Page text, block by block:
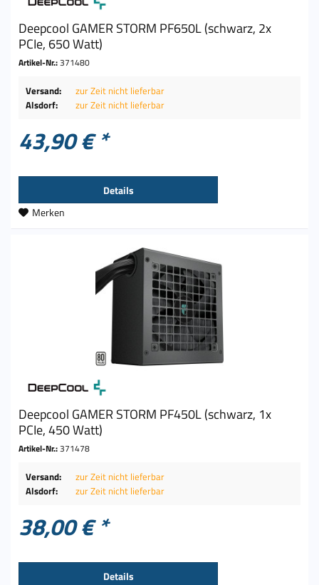
Deepcool GAMER STORM PF650L (schwarz, 2x
PCIe, 650 Watt)
Artikel-Nr.:371480
Versand:
zur Zeit nicht lieferbar
Alsdorf:
zur Zeit nicht lieferbar
43,90 € *
Details
Merken
Deepcool GAMER STORM PF450L (schwarz, 1x
PCIe, 450 Watt)
Artikel-Nr.:371478
Versand:
zur Zeit nicht lieferbar
Alsdorf:
zur Zeit nicht lieferbar
38,00 € *
Details